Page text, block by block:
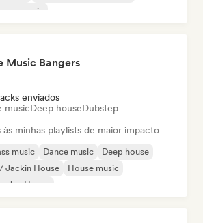
music
Music Bangers
enviados
musicDeep houseDubstep
minhas playlists de maior impacto
music Dance music
Deep house
Jackin House
House music
House